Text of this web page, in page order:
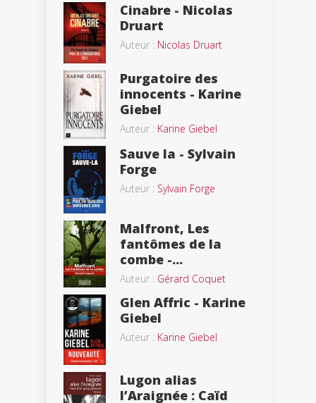
Cinabre - Nicolas
Druart
Auteur : Nicolas Druart
Purgatoire des
innocents - Karine
Giebel
Auteur : Karine Giebel
Sauve la - Sylvain
Forge
Auteur : Sylvain Forge
Malfront, Les
fantômes de la
combe -...
Auteur : Gérard Coquet
Glen Affric - Karine
Giebel
Auteur : Karine Giebel
Lugon alias
l’Araignée : Caïd